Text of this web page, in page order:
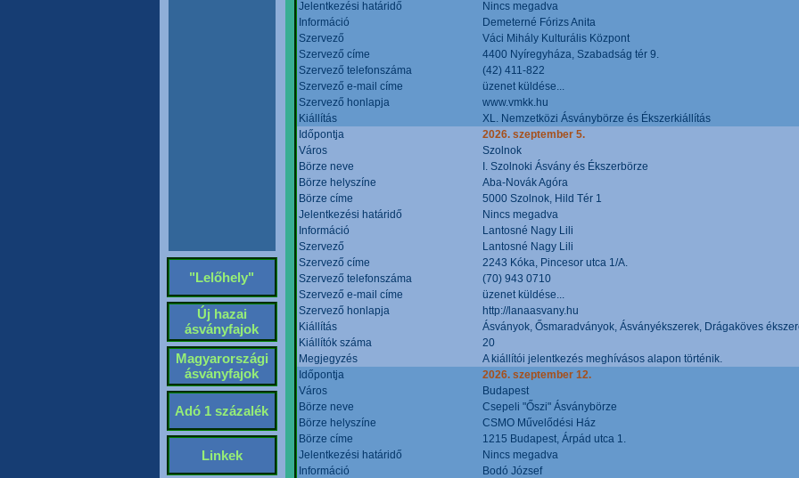
"Lelőhely"
Új hazai
ásványfajok
Magyarországi
ásványfajok
Adó 1 százalék
Linkek
Jelentkezési határidő
Nincs megadva
Információ
Demeterné Fórizs Anita
Szervező
Váci Mihály Kulturális Központ
Szervező címe
4400 Nyíregyháza, Szabadság tér 9.
Szervező telefonszáma
(42) 411-822
Szervező e-mail címe
üzenet küldése...
Szervező honlapja
www.vmkk.hu
Kiállítás
XL. Nemzetközi Ásványbörze és Ékszerkiállítás
Időpontja
2026. szeptember 5.
Város
Szolnok
Börze neve
I. Szolnoki Ásvány és Ékszerbörze
Börze helyszíne
Aba-Novák Agóra
Börze címe
5000 Szolnok, Hild Tér 1
Jelentkezési határidő
Nincs megadva
Információ
Lantosné Nagy Lili
Szervező
Lantosné Nagy Lili
Szervező címe
2243 Kóka, Pincesor utca 1/A.
Szervező telefonszáma
(70) 943 0710
Szervező e-mail címe
üzenet küldése...
Szervező honlapja
http://lanaasvany.hu
Kiállítás
Ásványok, Ősmaradványok, Ásványékszerek, Drágaköves
Kiállítók száma
20
Megjegyzés
A kiállítói jelentkezés meghívásos alapon történik.
Időpontja
2026. szeptember 12.
Város
Budapest
Börze neve
Csepeli "Őszi" Ásványbörze
Börze helyszíne
CSMO Művelődési Ház
Börze címe
1215 Budapest, Árpád utca 1.
Jelentkezési határidő
Nincs megadva
Információ
Bodó József